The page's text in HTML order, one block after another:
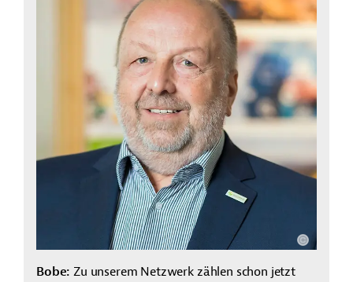
Bobe:Zu unserem Netzwerk zählen schon jetzt